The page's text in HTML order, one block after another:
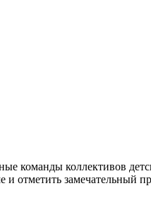
команды коллективов
и отметить